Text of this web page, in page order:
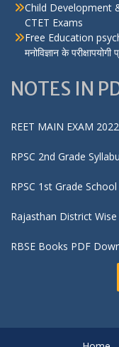
Child Development
CTET Exams
Free Education
मनोविज्ञान के परीक्षापयोगी
NOTES IN
REET MAIN EXAM
RPSC 1st Grade
Rajasthan District
RBSE Books PDF